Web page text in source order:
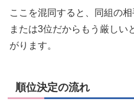
ここを混同すると、同組の
または3位だからもう厳しい
がります。
順位決定の流れ